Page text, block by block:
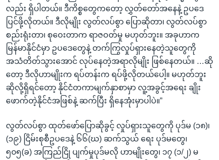
လည်း ရှိပါတယ်။ ဒီကိစ္စတွေကတော့ လွှတ်တော်အနေနဲ့ ဥပဒေ
ပြင်ဖို့လိုတယ်။ ဒီလိုမျိုး လွတ်လပ်စွာ ပြောဆိုတာ၊ လွတ်လပ်စွာ
စည်းရုံးတာ၊ စုဝေးတာက ရာဇဝတ်မှု မဟုတ်ဘူး။ အခုဟာက
မြန်မာနိုင်ငံမှာ ဥပဒေတွေနဲ့ တက်ကြွလှုပ်ရှားနေတဲ့သူတွေကို
အသံတိတ်သွားအောင် လုပ်နေတဲ့အရာလိုမျိုး ဖြစ်နေတယ်။ …ဆို
တော့ ဒီလိုဟာမျိုးက ရပ်တန်းက ရပ်ဖို့လိုတယ်ပေါ့။ မဟုတ်ဘူး
ဆိုလို့ရှိရင်တော့ နိုင်ငံတကာမျက်နှာစာမှာ လူ့အခွင့်အရေး ချိုး
ဖောက်တဲ့နိုင်ငံအဖြစ်နဲ့ ဆက်ပြီး ရှိနေအုံးမှာပါပဲ။”
လွတ်လပ်စွာ ထုတ်ဖော်ပြောဆိုခွင့် လှုပ်ရှားသူတွေကို ပုဒ်မ (၁၈)၊
(၁၉) ငြိမ်းစုစီဥပဒေနဲ့ ၆၆(ဃ) ဆက်သွယ် ရေး ပုဒ်မတွေ၊
၅၀၅(ခ) အကြည်ငြို ပျက်မှုပုဒ်မလို ဟာမျိုးတွေ၊ ၁၇ (၁/၂) မ